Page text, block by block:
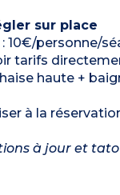
sur place
10€/personne/
tarifs
haute +
à la
à jour et